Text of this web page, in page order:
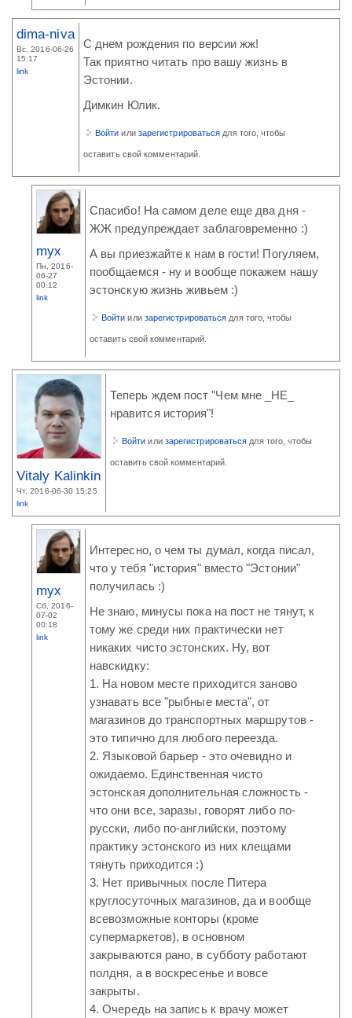
dima-niva
Вс, 2016-06-26
15:17
link
С днем рождения по версии жж!
Так приятно читать про вашу жизнь в
Эстонии.
Димкин Юлик.
Войти или зарегистрироваться для того, чтобы
оставить свой комментарий.
myx
Пн, 2016-
06-27
00:12
link
Спасибо! На самом деле еще два дня -
ЖЖ предупреждает заблаговременно :)
А вы приезжайте к нам в гости! Погуляем,
пообщаемся - ну и вообще покажем нашу
эстонскую жизнь живьем :)
Войти или зарегистрироваться для того, чтобы
оставить свой комментарий.
Vitaly Kalinkin
Чт, 2016-06-30 15:25
link
Теперь ждем пост "Чем мне _НЕ_
нравится история"!
Войти или зарегистрироваться для того, чтобы
оставить свой комментарий.
myx
Сб, 2016-
07-02
00:18
link
Интересно, о чем ты думал, когда писал,
что у тебя "история" вместо "Эстонии"
получилась :)
Не знаю, минусы пока на пост не тянут, к
тому же среди них практически нет
никаких чисто эстонских. Ну, вот
навскидку:
1. На новом месте приходится заново
узнавать все "рыбные места", от
магазинов до транспортных маршрутов -
это типично для любого переезда.
2. Языковой барьер - это очевидно и
ожидаемо. Единственная чисто
эстонская дополнительная сложность -
что они все, заразы, говорят либо по-
русски, либо по-английски, поэтому
практику эстонского из них клещами
тянуть приходится :)
3. Нет привычных после Питера
круглосуточных магазинов, да и вообще
всевозможные конторы (кроме
супермаркетов), в основном
закрываются рано, в субботу работают
полдня, а в воскресенье и вовсе
закрыты.
4. Очередь на запись к врачу может